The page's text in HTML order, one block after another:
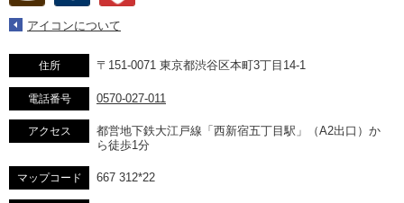
アイコンについて
住所 〒151-0071 東京都渋谷区本町3丁目14-1
電話番号 0570-027-011
アクセス
都営地下鉄大江戸線「西新宿五丁目駅」（A2出口）か
ら徒歩1分
マップコード 667 312*22